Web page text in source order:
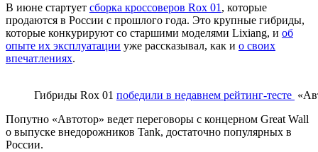
В июне стартует сборка кроссоверов Rox 01 , которые
продаются в России с прошлого года. Это крупные гибриды,
которые конкурируют со старшими моделями Lixiang, и об
опыте их эксплуатации уже рассказывал, как и о своих
впечатлениях.
Гибриды Rox 01 победили в недавнем рейтинг-тесте
Попутно «Автотор» ведет переговоры с концерном Great Wall
о выпуске внедорожников Tank, достаточно популярных в
России.